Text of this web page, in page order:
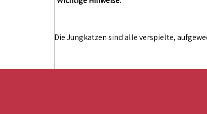
Die Jungkatzen sind alle verspielte,